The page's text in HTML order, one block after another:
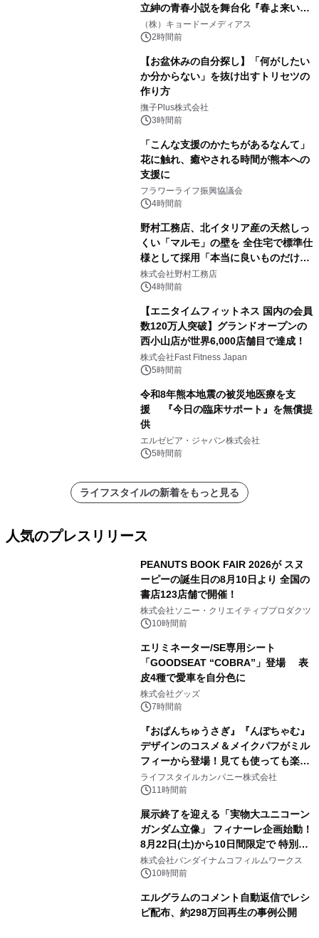
立紳の青春小説を舞台化『春よ来い、
マジで来い』キービジュアル解禁！
（株）キョードーメディアス
2時間前
【お盆休みの自分探し】「何がしたい
か分からない」を抜け出すトリセツの
作り方
撫子Plus株式会社
3時間前
「こんな支援のかたちがあるなんて」
花に触れ、癒やされる時間が熊本への
支援に
フラワーライフ振興協議会
4時間前
野村工務店、北イタリア産の天然しっ
くい「マルモ」の壁を 全住宅で標準仕
様として採用「本当に良いものだけに
こだわる」
株式会社野村工務店
4時間前
【エニタイムフィットネス 国内の会員
数120万人突破】グランドオープンの
西小山店が世界6,000店舗目で達成！
株式会社Fast Fitness Japan
5時間前
令和8年熊本地震の被災地医療を支
援 『今日の臨床サポート』を無償提
供
エルゼビア・ジャパン株式会社
5時間前
ライフスタイルの新着をもっと見る
人気のプレスリリース
PEANUTS BOOK FAIR 2026が スヌ
ーピーの誕生日の8月10日より 全国の
書店123店舗で開催！
株式会社ソニー・クリエイティブプロダクツ
10時間前
エリミネーター/SE専用シート
「GOODSEAT “COBRA”」登場 表
皮4種で愛車を自分色に
株式会社グッズ
7時間前
『おぱんちゅうさぎ』『んぽちゃむ』
デザインのコスメ＆メイクパフがミル
フィーから登場！見ても使っても楽し
い、ポップでキュートなコレクショ
ン。
ライフスタイルカンパニー株式会社
11時間前
展示終了を迎える「実物大ユニコーン
ガンダム立像」 フィナーレ企画始動！
8月22日(土)から10日間限定で 特別映
像『UNICORN GUNDAM Statue ―
BEYOND POSSIBILITY ―』を上映！
株式会社バンダイナムコフィルムワークス
10時間前
エルグラムのコメント自動返信でレシ
ピ配布、約298万回再生の事例公開